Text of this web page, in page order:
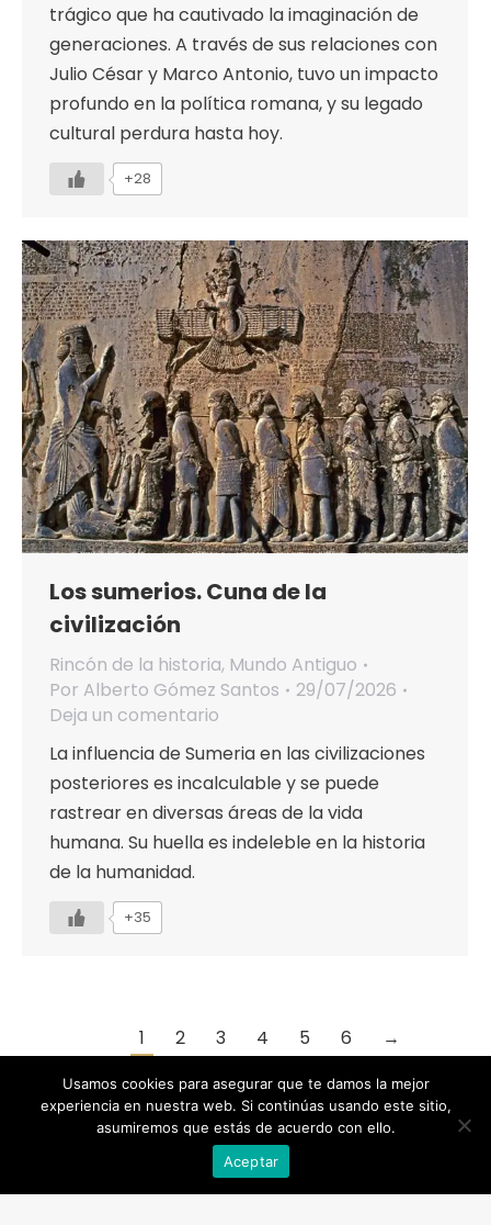
trágico que ha cautivado la imaginación de
generaciones. A través de sus relaciones con
Julio César y Marco Antonio, tuvo un impacto
profundo en la política romana, y su legado
cultural perdura hasta hoy.
+28
Los sumerios. Cuna de la
civilización
Rincón de la historia, Mundo Antiguo
Por Alberto Gómez Santos
29/07/2026
Deja un comentario
La influencia de Sumeria en las civilizaciones
posteriores es incalculable y se puede
rastrear en diversas áreas de la vida
humana. Su huella es indeleble en la historia
de la humanidad.
+35
1 2 3 4 5 6 →
Designed by Animation Graphics
POLÍTICA DE PRIVACIDAD |COOKIES |
Usamos cookies para asegurar que te damos la mejor
experiencia en nuestra web. Si continúas usando este sitio,
asumiremos que estás de acuerdo con ello.
Aceptar